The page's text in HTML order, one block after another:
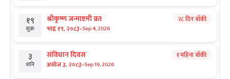
१९
शुक्र
श्रीकृष्ण जन्माष्टमी व्रत
भाद्र १९, २०८३-Sep 4, 2026
२८ दिन बाँकी
३
शनि
संविधान दिवस
असोज ३, २०८३-Sep 19, 2026
१ महिना बाँकी